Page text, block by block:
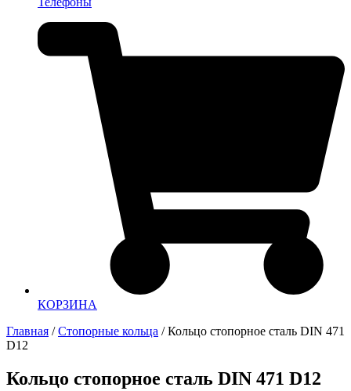
КОРЗИНА
Главная /Стопорные кольца / Кольцо стопорное сталь DIN 471
D12
Кольцо стопорное сталь DIN 471 D12